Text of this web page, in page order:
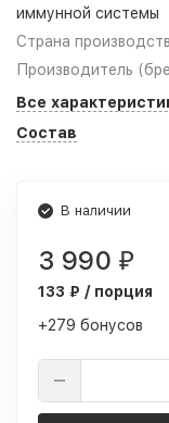
иммунной системы
Страна
Производитель
Все
Состав
В наличии
3 990 ₽
133 ₽ / порция
+279 бонусов